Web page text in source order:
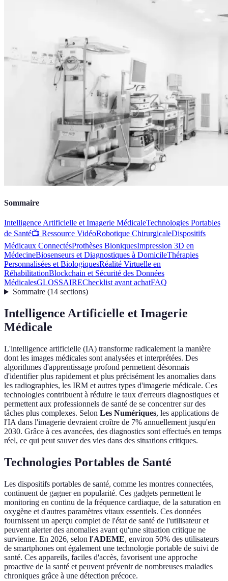
Sommaire
Intelligence Artificielle et Imagerie MédicaleTechnologies Portables
de Santé📺 Ressource VidéoRobotique ChirurgicaleDispositifs
Médicaux ConnectésProthèses BioniquesImpression 3D en
MédecineBiosenseurs et Diagnostiques à DomicileThérapies
Personnalisées et BiologiquesRéalité Virtuelle en
RéhabilitationBlockchain et Sécurité des Données
MédicalesGLOSSAIREChecklist avant achatFAQ
Sommaire(14 sections)
Intelligence Artificielle et Imagerie
Médicale
L'intelligence artificielle (IA) transforme radicalement la manière
dont les images médicales sont analysées et interprétées. Des
algorithmes d'apprentissage profond permettent désormais
d'identifier plus rapidement et plus précisément les anomalies dans
les radiographies, les IRM et autres types d'imagerie médicale. Ces
technologies contribuent à réduire le taux d'erreurs diagnostiques et
permettent aux professionnels de santé de se concentrer sur des
tâches plus complexes. Selon Les Numériques, les applications de
l'IA dans l'imagerie devraient croître de 7% annuellement jusqu'en
2030. Grâce à ces avancées, des diagnostics sont effectués en temps
réel, ce qui peut sauver des vies dans des situations critiques.
Technologies Portables de Santé
Les dispositifs portables de santé, comme les montres connectées,
continuent de gagner en popularité. Ces gadgets permettent le
monitoring en continu de la fréquence cardiaque, de la saturation en
oxygène et d'autres paramètres vitaux essentiels. Ces données
fournissent un aperçu complet de l'état de santé de l'utilisateur et
peuvent alerter des anomalies avant qu'une situation critique ne
survienne. En 2026, selon l'ADEME, environ 50% des utilisateurs
de smartphones ont également une technologie portable de suivi de
santé. Ces appareils, faciles d'accès, favorisent une approche
proactive de la santé et peuvent prévenir de nombreuses maladies
chroniques grâce à une détection précoce.